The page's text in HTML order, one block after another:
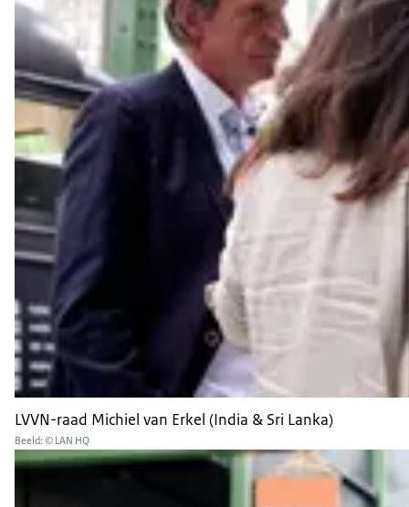
LVVN-raad Michiel van Erkel (India & Sri Lanka)
Beeld: © LAN HQ